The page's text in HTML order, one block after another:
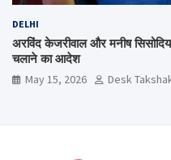
DELHI
अरविंद केजरीवाल और मनीष
चलाने का आदेश
May 15, 2026 Desk